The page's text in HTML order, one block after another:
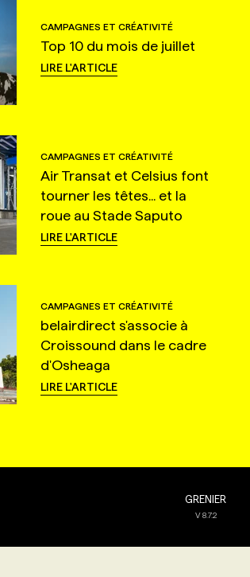
CAMPAGNES ET CRÉATIVITÉ
Top 10 du mois de juillet
LIRE L'ARTICLE
CAMPAGNES ET CRÉATIVITÉ
Air Transat et Celsius font
tourner les têtes... et la
roue au Stade Saputo
LIRE L'ARTICLE
CAMPAGNES ET CRÉATIVITÉ
belairdirect s'associe à
Croissound dans le cadre
d'Osheaga
LIRE L'ARTICLE
GRENIER
V8.7.2